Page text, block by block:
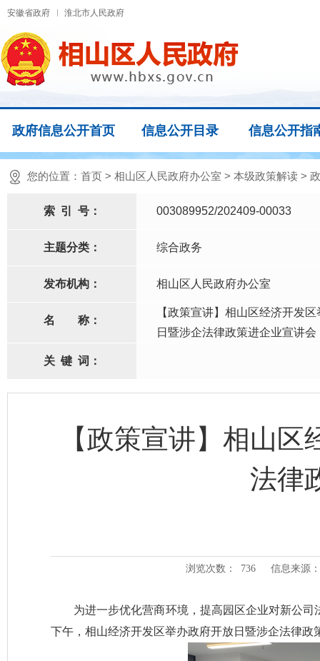
安徽省政府 淮北市人民政府
政府信息公开首页 信息公开目录 信息公开指
您的位置： 首页 > 相山区人民政府办公室 > 本级政策解读 >
索 引 号： 003089952/202409-00033
主题分类： 综合政务
发布机构： 相山区人民政府办公室
名 称：
【政策宣讲】相山区经济开发
日暨涉企法律政策进企业宣讲会
关 键 词：
【政策宣讲】相山
法律
浏览次数： 736 信息来源
为进一步优化营商环境，提高园区企业对新公
下午，相山经济开发区举办政府开放日暨涉企法律政